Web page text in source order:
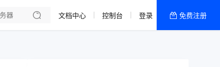
文档中心 控制台 登录 免费注册